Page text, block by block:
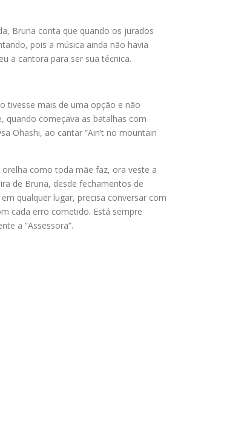
Bruna conta que quando os jurados
pois a música ainda não havia
a cantora para ser sua técnica.
tivesse mais de uma opção e não
quando começava as batalhas com
Ohashi, ao cantar “Ain’t no mountain
orelha como toda mãe faz, ora veste a
de Bruna, desde fechamentos de
qualquer lugar, precisa conversar com
cada erro cometido. Está sempre
a “Assessora”.